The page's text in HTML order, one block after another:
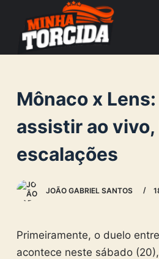
o
n
e
Mônaco x
assistir ao
escalações
JOÃO GABRIEL SANTOS
Primeiramente, o duelo entre
acontece neste sábado